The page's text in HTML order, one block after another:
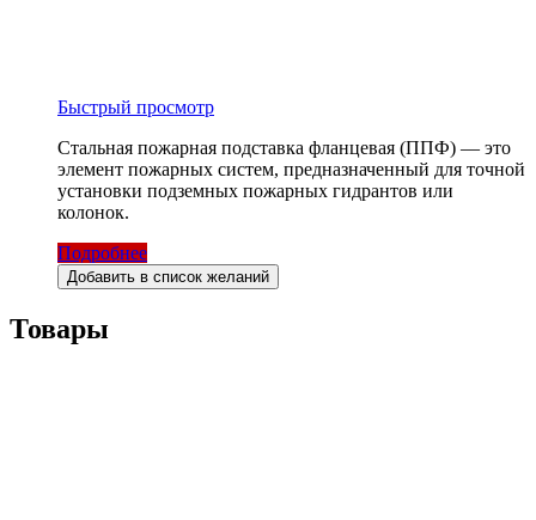
Быстрый просмотр
Стальная пожарная подставка фланцевая (ППФ) — это
элемент пожарных систем, предназначенный для точной
установки подземных пожарных гидрантов или
колонок.
Подробнее
Добавить в список желаний
Товары